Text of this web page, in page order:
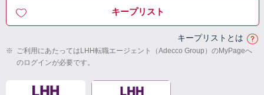
キープリスト
キープリストとは
※ ご利用にあたってはLHH転職エージェント（Adecco Group）のMyPageへ
のログインが必要です。